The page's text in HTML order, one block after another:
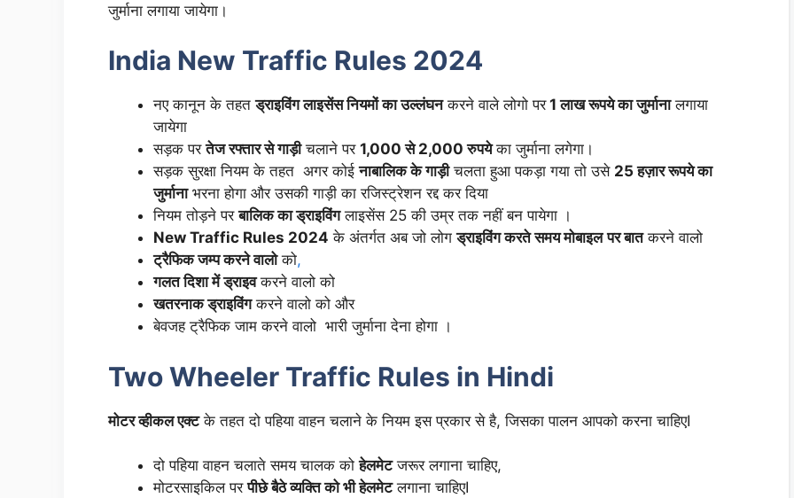
जुर्माना लगाया जायेगा।
India New Traffic Rules 2024
नए कानून के तहतड्राइविंग लाइसेंस नियमों का उल्लंघनकरने वाले लोगो पर1 लाख रूपये का जुर्मानालगाया
जायेगा
सड़क परतेज रफ्तार से गाड़ीचलाने पर 1,000 से 2,000 रुपयेका जुर्माना लगेगा।
सड़क सुरक्षा नियम के तहत अगर कोईनाबालिक के गाड़ीचलता हुआ पकड़ा गया तो उसे 25 हज़ार रूपये का
जुर्मानाभरना होगा और उसकी गाड़ी का रजिस्ट्रेशन रद्द कर दिया
नियम तोड़ने परबालिक का ड्राइविंगलाइसेंस 25 की उम्र तक नहीं बन पायेगा ।
New Traffic Rules 2024 के अंतर्गत अब जो लोगड्राइविंग करते समय मोबाइल पर बातकरने वालो
ट्रैफिक जम्प करने वालोको,
गलत दिशा में ड्राइवकरने वालो को
खतरनाक ड्राइविंगकरने वालो को और
बेवजह ट्रैफिक जाम करने वालो भारी जुर्माना देना होगा ।
Two Wheeler Traffic Rules in Hindi
मोटर व्हीकल एक्टके तहत दो पहिया वाहन चलाने के नियम इस प्रकार से है, जिसका पालन आपको करना चाहिएI
दो पहिया वाहन चलाते समय चालक कोहेलमेटजरूर लगाना चाहिए,
मोटरसाइकिल परपीछे बैठे व्यक्ति को भी हेलमेटलगाना चाहिएI